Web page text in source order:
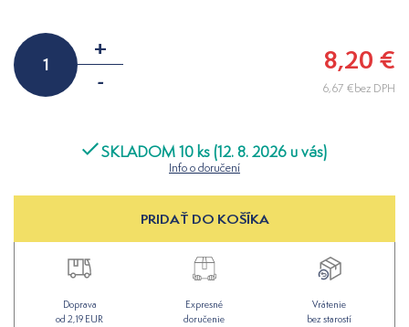
+
-
8,20 €
6,67 €bez DPH
SKLADOM 10 ks (12. 8. 2026 u vás)
Info o doručení
PRIDAŤ DO KOŠÍKA
Doprava
od 2,19 EUR
Expresné
doručenie
Vrátenie
bez starostí